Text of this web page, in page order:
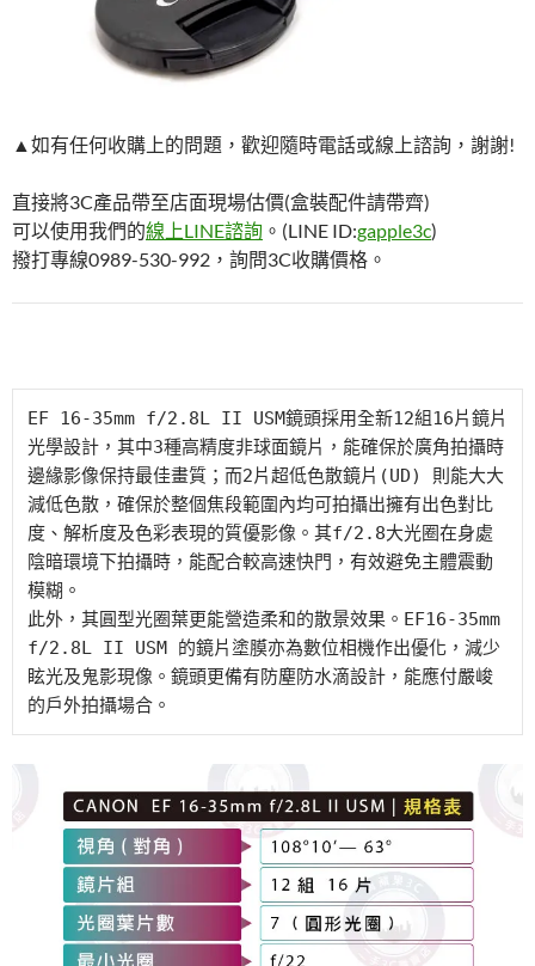
▲如有任何收購上的問題，歡迎隨時電話或線上諮詢，謝謝!
直接將3C產品帶至店面現場估價(盒裝配件請帶齊)
可以使用我們的線上LINE諮詢 。(LINE ID:gapple3c)
撥打專線0989-530-992，詢問3C收購價格。
EF 16-35mm f/2.8L II USM鏡頭採用全新12組16片鏡片
光學設計，其中3種高精度非球面鏡片，能確保於廣角拍攝時
邊緣影像保持最佳畫質；而2片超低色散鏡片(UD) 則能大大
減低色散，確保於整個焦段範圍內均可拍攝出擁有出色對比
度、解析度及色彩表現的質優影像。其f/2.8大光圈在身處
陰暗環境下拍攝時，能配合較高速快門，有效避免主體震動
模糊。
此外，其圓型光圈葉更能營造柔和的散景效果。EF16-35mm
f/2.8L II USM 的鏡片塗膜亦為數位相機作出優化，減少
眩光及鬼影現像。鏡頭更備有防塵防水滴設計，能應付嚴峻
的戶外拍攝場合。